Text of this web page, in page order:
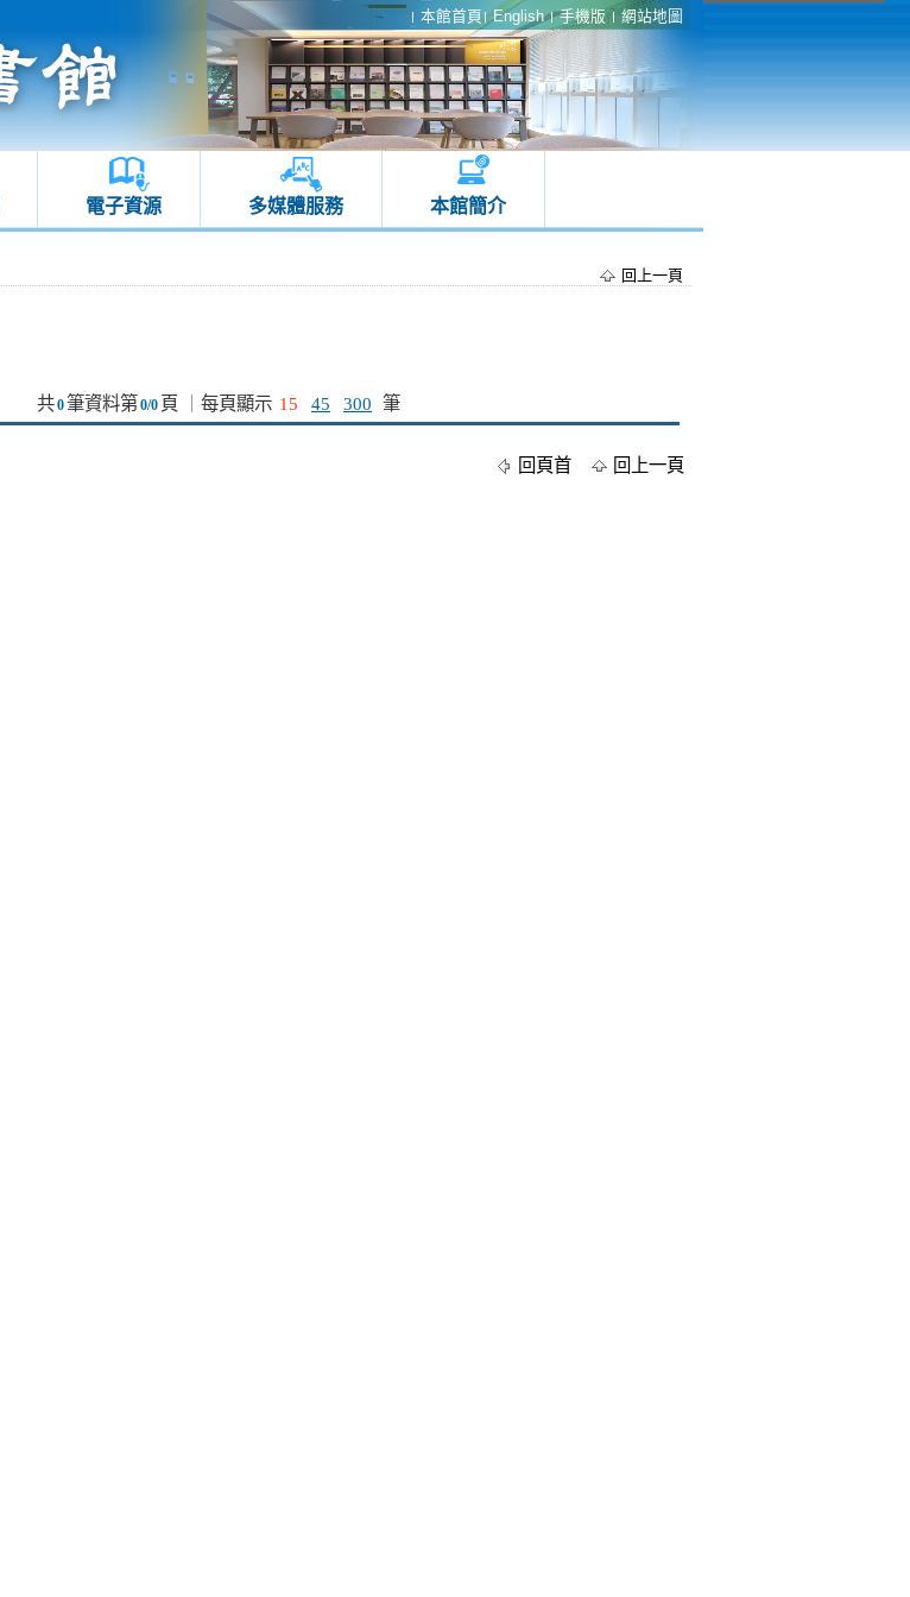
本館首頁 English 手機版 網站地圖
電子資源 多媒體服務 本館簡介
回上一頁
共0筆資料第 0/0 頁 每頁顯示 15 45 300 筆
回頁首 回上一頁